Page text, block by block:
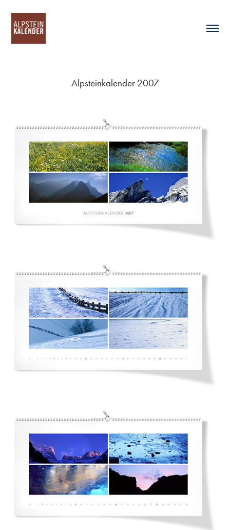
Alpsteinkalender 2007